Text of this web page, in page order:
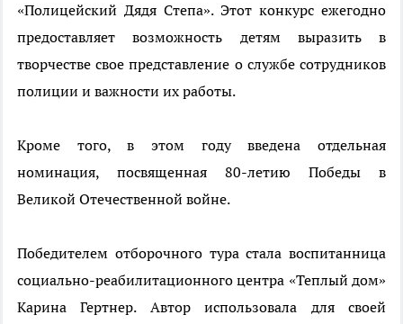
«Полицейский Дядя Степа». Этот конкурс ежегодно
предоставляет возможность детям выразить в
творчестве свое представление о службе сотрудников
полиции и важности их работы.
Кроме того, в этом году введена отдельная
номинация, посвященная 80-летию Победы в
Великой Отечественной войне.
Победителем отборочного тура стала воспитанница
социально-реабилитационного центра «Теплый дом»
Карина Гертнер. Автор использовала для своей